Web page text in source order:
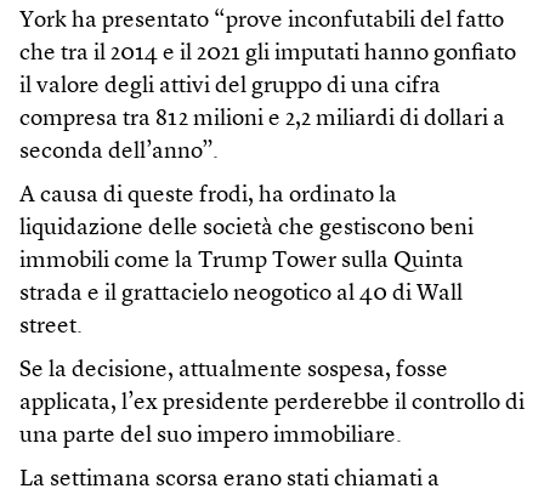
York ha presentato “prove inconfutabili del fatto
che tra il 2014 e il 2021 gli imputati hanno gonfiato
il valore degli attivi del gruppo di una cifra
compresa tra 812 milioni e 2,2 miliardi di dollari a
seconda dell’anno”.
A causa di queste frodi, ha ordinato la
liquidazione delle società che gestiscono beni
immobili come la Trump Tower sulla Quinta
strada e il grattacielo neogotico al 40 di Wall
street.
Se la decisione, attualmente sospesa, fosse
applicata, l’ex presidente perderebbe il controllo di
una parte del suo impero immobiliare.
La settimana scorsa erano stati chiamati a